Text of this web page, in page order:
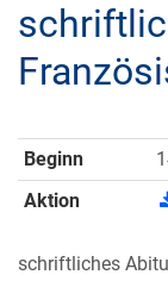
Beginn
Aktion
schriftliches